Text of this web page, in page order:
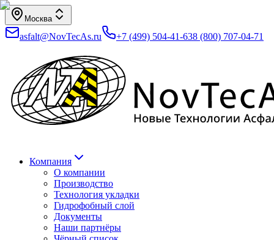
Москва
asfalt@NovTecAs.ru +7 (499) 504-41-638 (800) 707-04-71
Компания
О компании
Производство
Технология укладки
Гидрофобный слой
Документы
Наши партнёры